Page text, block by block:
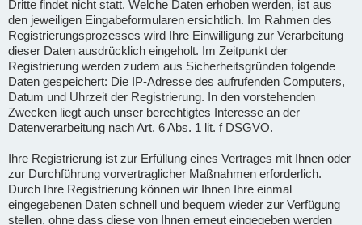
Dritte findet nicht statt. Welche Daten erhoben werden, ist aus
den jeweiligen Eingabeformularen ersichtlich. Im Rahmen des
Registrierungsprozesses wird Ihre Einwilligung zur Verarbeitung
dieser Daten ausdrücklich eingeholt. Im Zeitpunkt der
Registrierung werden zudem aus Sicherheitsgründen folgende
Daten gespeichert: Die IP-Adresse des aufrufenden Computers,
Datum und Uhrzeit der Registrierung. In den vorstehenden
Zwecken liegt auch unser berechtigtes Interesse an der
Datenverarbeitung nach Art. 6 Abs. 1 lit. f DSGVO.
Ihre Registrierung ist zur Erfüllung eines Vertrages mit Ihnen oder
zur Durchführung vorvertraglicher Maßnahmen erforderlich.
Durch Ihre Registrierung können wir Ihnen Ihre einmal
eingegebenen Daten schnell und bequem wieder zur Verfügung
stellen, ohne dass diese von Ihnen erneut eingegeben werden